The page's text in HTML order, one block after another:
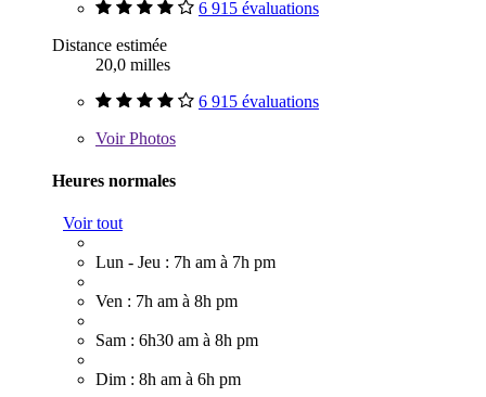
6 915 évaluations
Distance estimée
20,0 milles
6 915 évaluations
VoirPhotos
Heures normales
Voir tout
Lun - Jeu : 7h am à 7h pm
Ven : 7h am à 8h pm
Sam : 6h30 am à 8h pm
Dim : 8h am à 6h pm